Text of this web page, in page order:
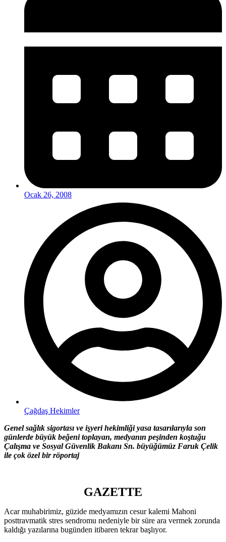
Ocak 26, 2008
Çağdaş Hekimler
Genel sağlık sigortası ve işyeri hekimliği yasa tasarılarıyla son
günlerde büyük beğeni toplayan, medyanın peşinden koştuğu
Çalışma ve Sosyal Güvenlik Bakanı Sn. büyüğümüz Faruk Çelik
ile çok özel bir röportaj
GAZETTE
Acar muhabirimiz, güzide medyamızın cesur kalemi Mahoni
posttravmatik stres sendromu nedeniyle bir süre ara vermek zorunda
kaldığı yazılarına bugünden itibaren tekrar başlıyor.